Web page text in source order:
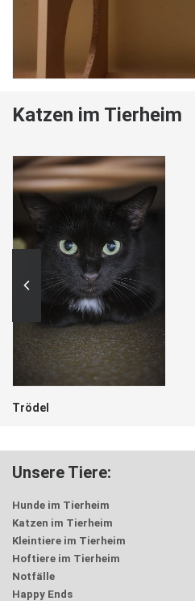
Katzen im Tierheim
Trödel
Unsere Tiere:
Hunde im Tierheim
Katzen im Tierheim
Kleintiere im Tierheim
Hoftiere im Tierheim
Notfälle
Happy Ends